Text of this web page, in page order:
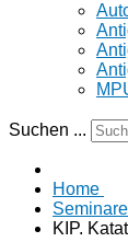
Suchen ...
Home
KIP.